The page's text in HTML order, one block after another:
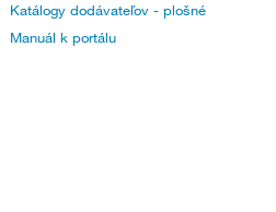
Katálogy dodávateľov - plošné
Manuál k portálu